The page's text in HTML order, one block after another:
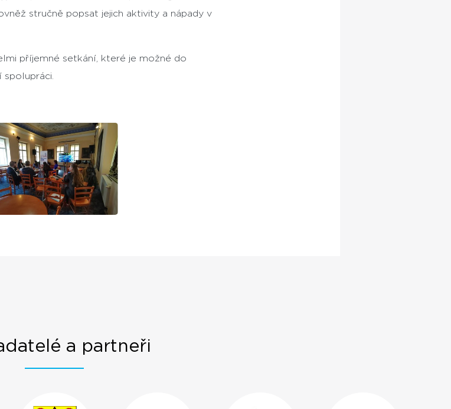
stručně popsat jejich aktivity a nápady v
příjemné setkání, které je možné do
a partneři